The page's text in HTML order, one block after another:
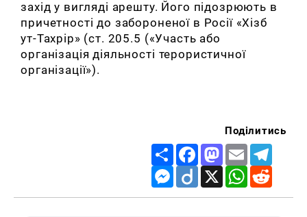
захід у вигляді арешту. Його підозрюють в
причетності до забороненої в Росії «Хізб
ут-Тахрір» (ст. 205.5 («Участь або
організація діяльності терористичної
організації»).
Поділитись
Share FacebookMastodon
Email
Messenger
Diigo X WhatsApp